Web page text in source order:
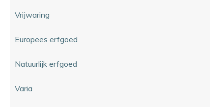
Vrijwaring
Europees erfgoed
Natuurlijk erfgoed
Varia